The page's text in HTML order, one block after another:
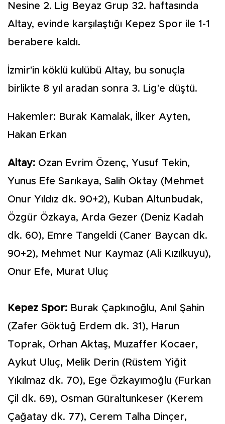
Nesine 2. Lig Beyaz Grup 32. haftasında
Altay, evinde karşılaştığı Kepez Spor ile 1-1
berabere kaldı.
İzmir'in köklü kulübü Altay, bu sonuçla
birlikte 8 yıl aradan sonra 3. Lig'e düştü.
Hakemler: Burak Kamalak, İlker Ayten,
Hakan Erkan
Altay: Ozan Evrim Özenç, Yusuf Tekin,
Yunus Efe Sarıkaya, Salih Oktay (Mehmet
Onur Yıldız dk. 90+2), Kuban Altunbudak,
Özgür Özkaya, Arda Gezer (Deniz Kadah
dk. 60), Emre Tangeldi (Caner Baycan dk.
90+2), Mehmet Nur Kaymaz (Ali Kızılkuyu),
Onur Efe, Murat Uluç
Kepez Spor: Burak Çapkınoğlu, Anıl Şahin
(Zafer Göktuğ Erdem dk. 31), Harun
Toprak, Orhan Aktaş, Muzaffer Kocaer,
Aykut Uluç, Melik Derin (Rüstem Yiğit
Yıkılmaz dk. 70), Ege Özkayımoğlu (Furkan
Çil dk. 69), Osman Güraltunkeser (Kerem
Çağatay dk. 77), Cerem Talha Dinçer,